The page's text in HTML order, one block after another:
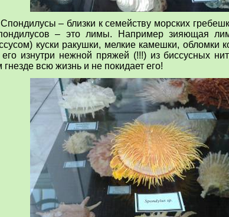
– близки к семейству морских
– это лимы. Например зияющая
куски ракушки, мелкие камешки, обломки
изнутри нежной пряжей (!!!) из биссусных
всю жизнь и не покидает его!